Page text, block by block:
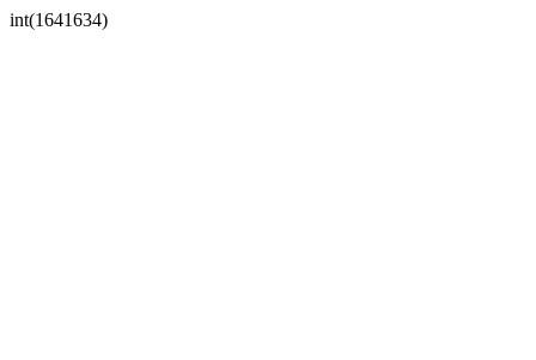
int(1641634)